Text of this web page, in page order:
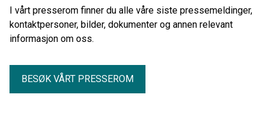
I vårt presserom finner du alle våre siste pressemeldinger,
kontaktpersoner, bilder, dokumenter og annen relevant
informasjon om oss.
BESØK VÅRT PRESSEROM